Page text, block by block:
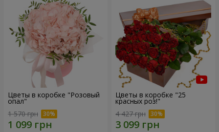
Цветы в коробке "Розовый
опал"
1 570 грн
Цветы в коробке "25
красных роз!"
4 427 грн